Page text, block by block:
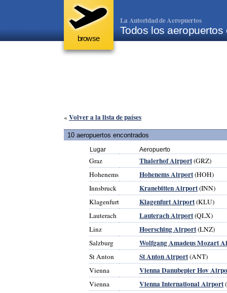
browse
La Autoridad de Aeropuertos
Todos los aeropuertos
« Volver a la lista de países
10 aeropuertos encontrados
Lugar Aeropuerto
Graz Thalerhof Airport(GRZ)
Hohenems
Hohenems Airport(HOH)
Innsbruck
Kranebitten Airport(INN)
Klagenfurt
Klagenfurt Airport(KLU)
Lauterach
Lauterach Airport(QLX)
Linz
Hoersching Airport(LNZ)
Salzburg
Wolfgang Amadeus Mozart
St Anton St Anton Airport(ANT)
Vienna
Vienna Danubepier Hov
Vienna Vienna International Airport